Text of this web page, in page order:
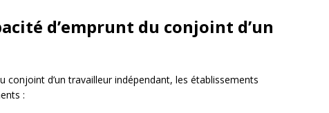
d’emprunt du conjoint d’un
conjoint d’un travailleur indépendant, les établissements
: